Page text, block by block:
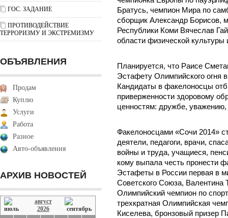
ГОС. ЗАДАНИЕ
ПРОТИВОДЕЙСТВИЕ
ТЕРРОРИЗМУ И ЭКСТРЕМИЗМУ
ОБЪЯВЛЕНИЯ
Продам
Куплю
Услуги
Работа
Разное
Авто-объявления
АРХИВ НОВОСТЕЙ
август
2026
Братусь, чемпион Мира по
сборщик Александр Борисов,
Республики Коми Вячеслав
области физической культуры
Планируется, что Раисе
Эстафету Олимпийского огня
Кандидаты в факелоносцы
приверженности здоровому
ценностям: дружбе,
Факелоносцами «Сочи 2014»
деятели, педагоги, врачи,
войны и труда, учащиеся,
кому выпала честь пронести
Эстафеты в России первая в
Советского Союза, Валентина
Олимпийский чемпион по
трехкратная Олимпийская
Киселева, бронзовый призер